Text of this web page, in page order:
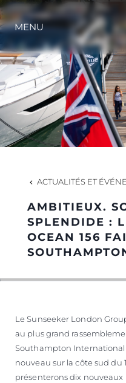
LA
NOTRE
MENU
ACTUALITÉS ET
AMBITIEUX.
SPLENDIDE :
OCEAN 156
Le Sunseeker London
au plus grand
Southampton International
nouveau sur la côte sud du
présenterons dix